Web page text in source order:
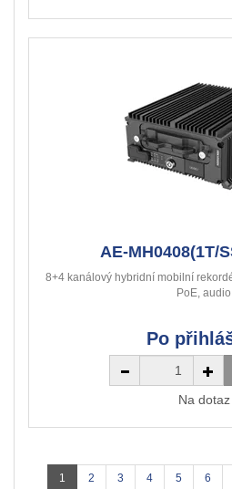
AE-MH0408(1T/
8+4 kanálový hybridní mobilní
PoE, audio
Po
Na dotaz
1 2 3 4 5 6